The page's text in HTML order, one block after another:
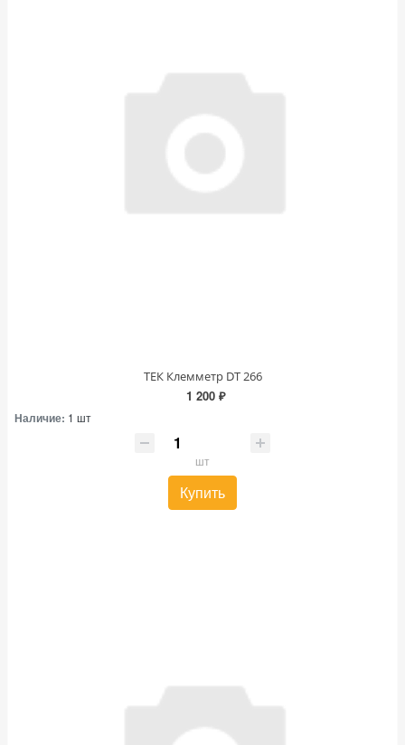
ТЕК Клемметр DT 266
1 200 ₽
Наличие: 1 шт
шт
Купить